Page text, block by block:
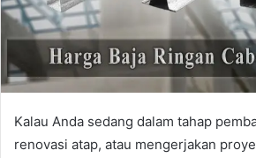
Kalau Anda sedang dalam tahap
renovasi atap, atau mengerjakan